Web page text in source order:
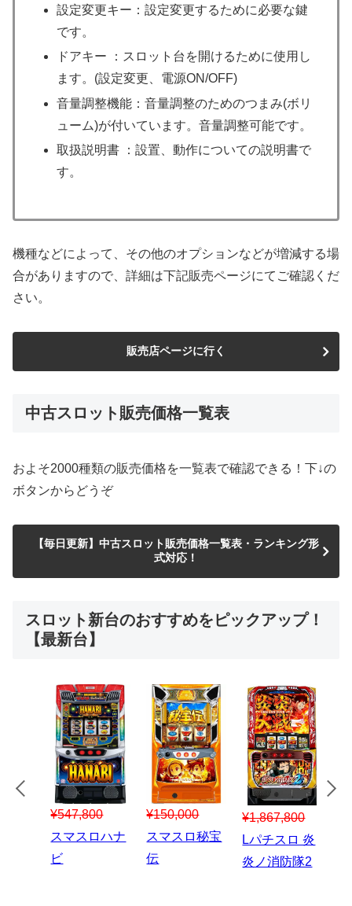
設定変更キー：設定変更するために必要な鍵
です。
ドアキー ：スロット台を開けるために使用し
ます。(設定変更、電源ON/OFF)
音量調整機能：音量調整のためのつまみ(ボリ
ューム)が付いています。音量調整可能です。
取扱説明書 ：設置、動作についての説明書で
す。
機種などによって、その他のオプションなどが増減する場
合がありますので、詳細は下記販売ページにてご確認くだ
さい。
販売店ページに行く
中古スロット販売価格一覧表
およそ2000種類の販売価格を一覧表で確認できる！下↓の
ボタンからどうぞ
【毎日更新】中古スロット販売価格一覧表・ランキング形
式対応！
スロット新台のおすすめをピックアップ！
【最新台】
¥547,800
スマスロハナ
ビ
¥150,000
スマスロ秘宝
伝
¥1,867,800
Lパチスロ 炎
炎ノ消防隊2